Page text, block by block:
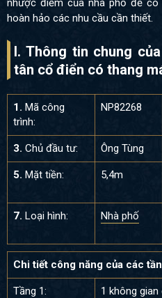
hoàn hảo các nhu cầu cần thiết.
I. Thông tin chung
tân cổ điển có thang
1. Mã công
trình:
NP82268
3. Chủ đầu tư: Ông Tùng
5. Mặt tiền: 5,4m
7. Loại hình: Nhà phố
Chi tiết công năng của các
Tầng 1:
1 không